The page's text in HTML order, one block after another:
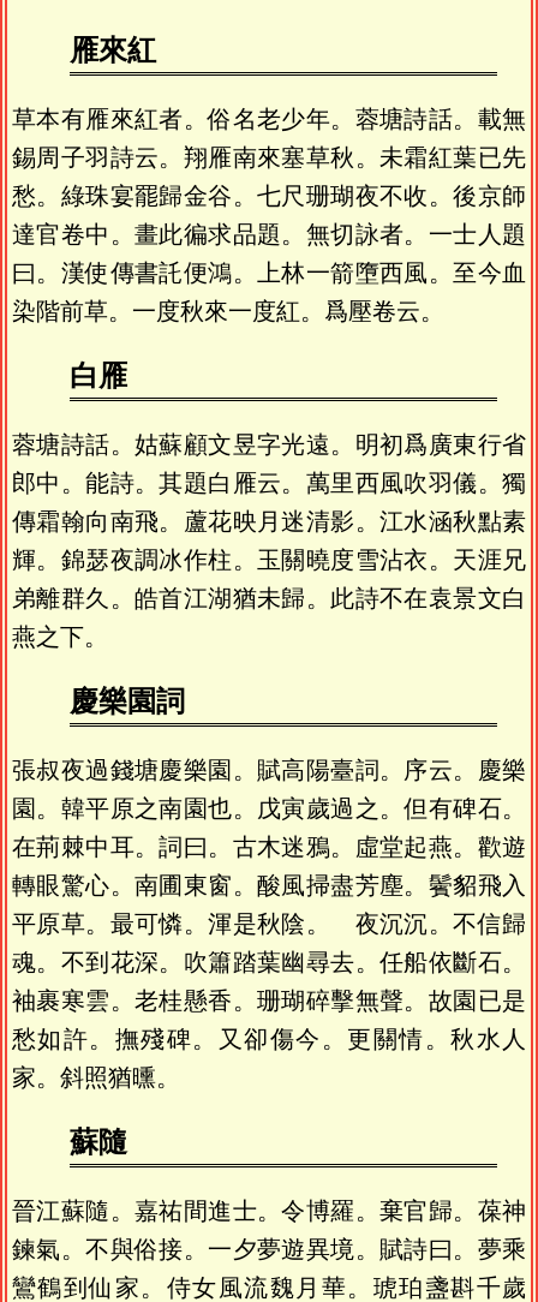
雁來紅
草本有雁來紅者。俗名老少年。蓉塘詩話。載無
錫周子羽詩云。翔雁南來塞草秋。未霜紅葉已先
愁。綠珠宴罷歸金谷。七尺珊瑚夜不收。後京師
達官卷中。畫此徧求品題。無切詠者。一士人題
曰。漢使傳書託便鴻。上林一箭墮西風。至今血
染階前草。一度秋來一度紅。爲壓卷云。
白雁
蓉塘詩話。姑蘇顧文昱字光遠。明初爲廣東行省
郎中。能詩。其題白雁云。萬里西風吹羽儀。獨
傳霜翰向南飛。蘆花映月迷清影。江水涵秋點素
輝。錦瑟夜調冰作柱。玉關曉度雪沾衣。天涯兄
弟離群久。皓首江湖猶未歸。此詩不在袁景文白
燕之下。
慶樂園詞
張叔夜過錢塘慶樂園。賦高陽臺詞。序云。慶樂
園。韓平原之南園也。戊寅歲過之。但有碑石。
在荊棘中耳。詞曰。古木迷鴉。虛堂起燕。歡遊
轉眼驚心。南圃東窗。酸風掃盡芳塵。鬢貂飛入
平原草。最可憐。渾是秋陰。 夜沉沉。不信歸
魂。不到花深。吹簫踏葉幽尋去。任船依斷石。
袖裹寒雲。老桂懸香。珊瑚碎擊無聲。故園已是
愁如許。撫殘碑。又卻傷今。更關情。秋水人
家。斜照猶曛。
蘇隨
晉江蘇隨。嘉祐間進士。令博羅。棄官歸。葆神
鍊氣。不與俗接。一夕夢遊異境。賦詩曰。夢乘
鸞鶴到仙家。侍女風流魏月華。琥珀盞斟千歲